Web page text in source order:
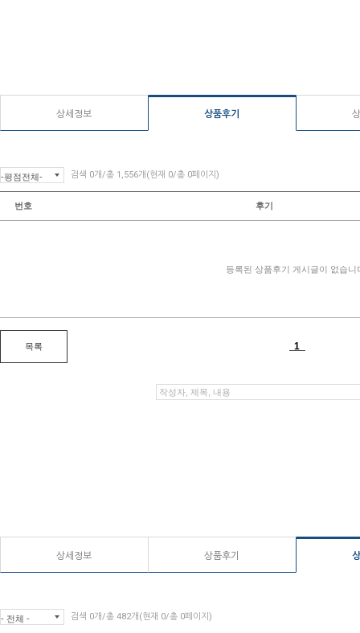
상세정보 상품후기
상세정보 상품후기